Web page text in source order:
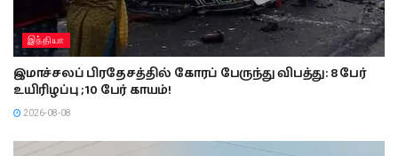
இந்தியா
இமாச்சலப் பிரதேசத்தில் கோரப் பேருந்து விபத்து: 8 பேர்
உயிரிழப்பு ; 10 பேர் காயம்!
2026-08-08